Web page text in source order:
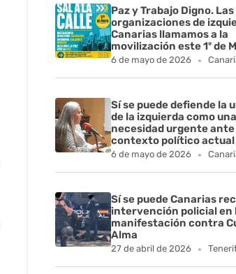
Paz y Trabajo Digno. Las
organizaciones de
Canarias llamamos a la
movilización este 1º de
6 de mayo de 2026
Sí se puede defiende la
de la izquierda como una
necesidad urgente ante
contexto político actual
6 de mayo de 2026
Sí se puede Canarias
intervención policial en
manifestación contra
Alma
27 de abril de 2026